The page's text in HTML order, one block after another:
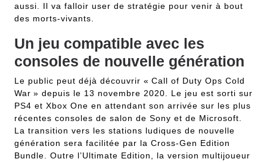
aussi. Il va falloir user de stratégie pour venir à bout
des morts-vivants.
Un jeu compatible avec les
consoles de nouvelle génération
Le public peut déjà découvrir « Call of Duty Ops Cold
War » depuis le 13 novembre 2020. Le jeu est sorti sur
PS4 et Xbox One en attendant son arrivée sur les plus
récentes consoles de salon de Sony et de Microsoft.
La transition vers les stations ludiques de nouvelle
génération sera facilitée par la Cross-Gen Edition
Bundle. Outre l’Ultimate Edition, la version multijoueur